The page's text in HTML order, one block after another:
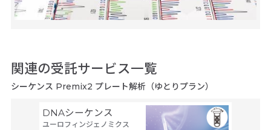
関連の受託サービス一覧
シーケンス Premix2 プレート解析（ゆとりプラン）
DNAシーケンス
ユーロフィンジェノミクス